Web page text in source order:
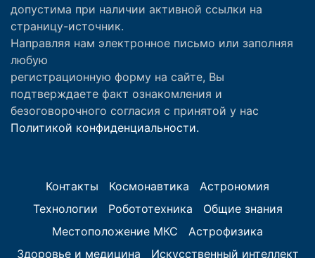
допустима при наличии активной ссылки на
страницу-источник.
Направляя нам электронное письмо или заполняя
любую
регистрационную форму на сайте, Вы
подтверждаете факт ознакомления и
безоговорочного согласия с принятой у нас
Политикой конфиденциальности.
Контакты Космонавтика
Астрономия
Технологии
Робототехника
Общие знания
Местоположение МКС
Астрофизика
Здоровье и медицина
Искусственный интеллект